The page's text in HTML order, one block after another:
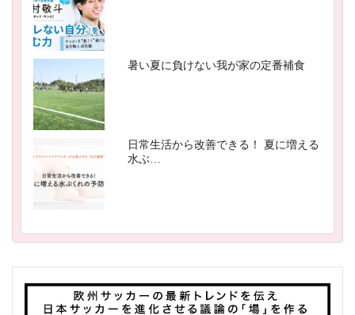
暑い夏に負けない我が家の定番補食
日常生活から改善できる！ 夏に増える
水ぶ…